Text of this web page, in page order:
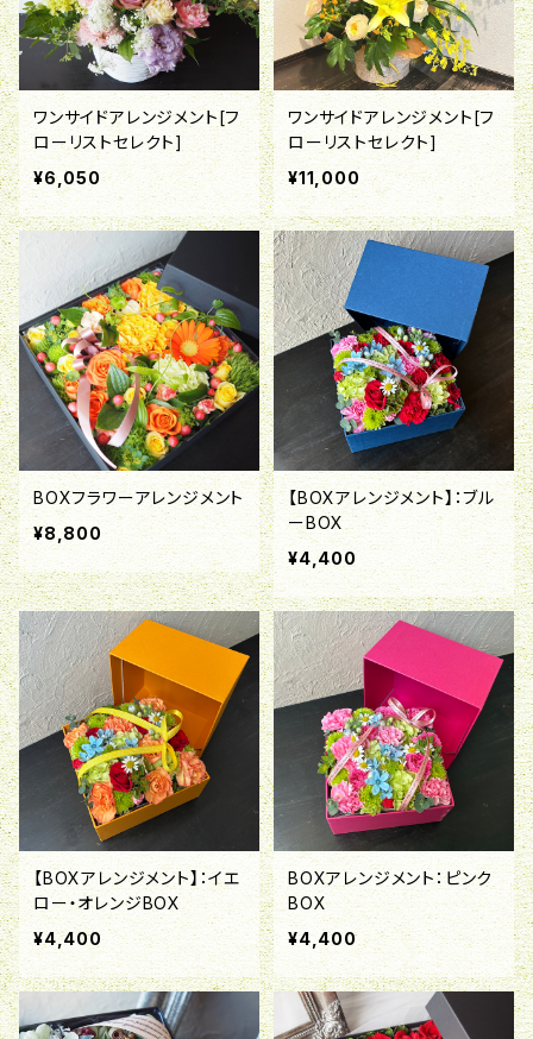
ワンサイドアレンジメント[フ
ローリストセレクト]
¥6,050
ワンサイドアレンジメント[フ
ローリストセレクト]
¥11,000
BOXフラワーアレンジメント
¥8,800
【BOXアレンジメント】：ブル
ーBOX
¥4,400
【BOXアレンジメント】：イエ
ロー・オレンジBOX
¥4,400
BOXアレンジメント：ピンク
BOX
¥4,400